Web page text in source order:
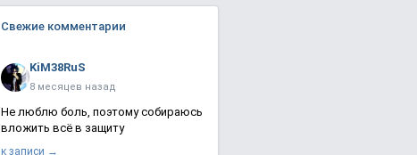
Свежие комментарии
KiM38RuS
8 месяцев назад
Не люблю боль, поэтому собираюсь
вложить всё в защиту
к записи →